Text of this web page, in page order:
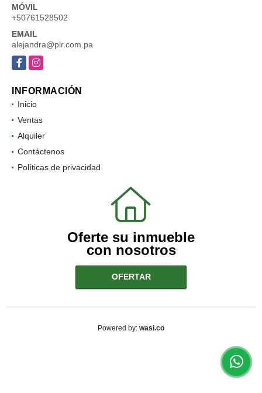
MÓVIL
+50761528502
EMAIL
alejandra@plr.com.pa
FacebookInstagram
INFORMACIÓN
Inicio
Ventas
Alquiler
Contáctenos
Políticas de privacidad
Oferte su inmueble
con nosotros
OFERTAR
Powered by: wasi.co